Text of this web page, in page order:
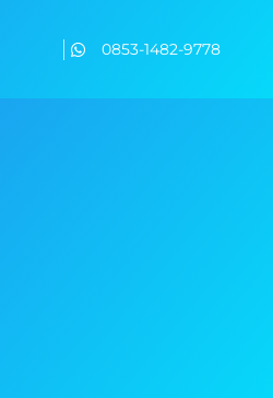
0853-1482-9778